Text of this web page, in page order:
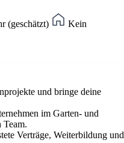
(geschätzt)
Kein
und bringe deine
im Garten- und
Team.
Verträge, Weiterbildung und